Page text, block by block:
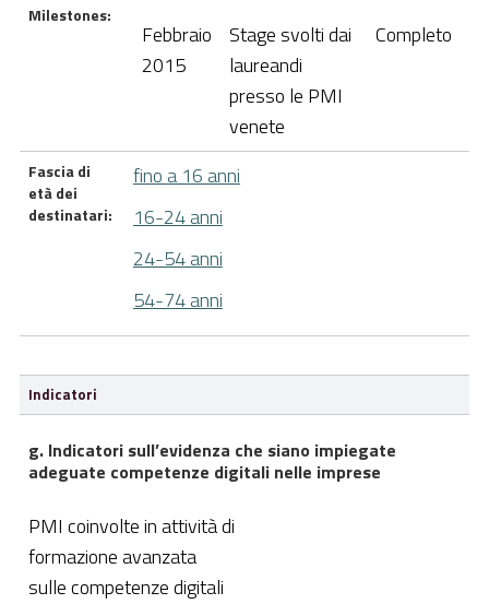
Milestones:
Febbraio
2015
Stage svolti dai
laureandi
presso le PMI
venete
Completo
Fascia di
età dei
destinatari:
fino a 16 anni
16-24 anni
24-54 anni
54-74 anni
Indicatori
g. Indicatori sull’evidenza che siano impiegate
adeguate competenze digitali nelle imprese
PMI coinvolte in attività di
formazione avanzata
sulle competenze digitali